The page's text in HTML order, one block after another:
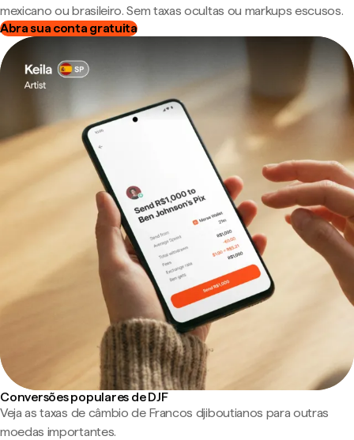
mexicano ou brasileiro. Sem taxas ocultas ou markups escusos.
Abra sua conta gratuita
Conversões populares de DJF
Veja as taxas de câmbio de Francos djiboutianos para outras
moedas importantes.